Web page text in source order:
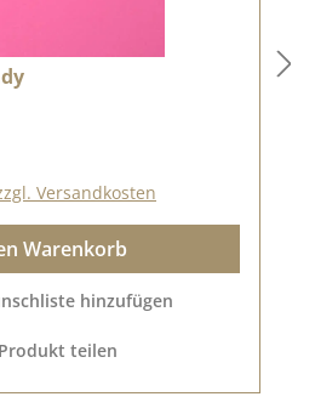
Versandkosten
Warenkorb
hinzufügen
teilen